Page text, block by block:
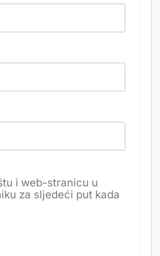
i web-stranicu u
za sljedeći put kada